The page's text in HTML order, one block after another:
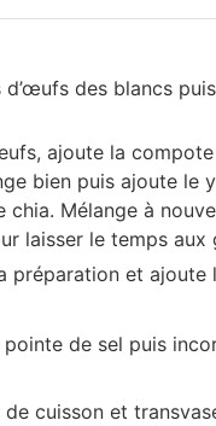
des blancs
ajoute la
bien puis ajoute le
Mélange à
laisser le temps
préparation et
de sel puis
cuisson et